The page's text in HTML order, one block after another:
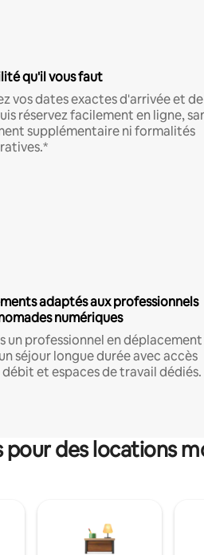
qu'il vous faut
vos dates exactes d'arrivée et de
réservez facilement en ligne,
supplémentaire ni formalités
adaptés aux professionnels
numériques
un professionnel en déplacement
séjour longue durée avec accès
et espaces de travail dédiés.
des locations